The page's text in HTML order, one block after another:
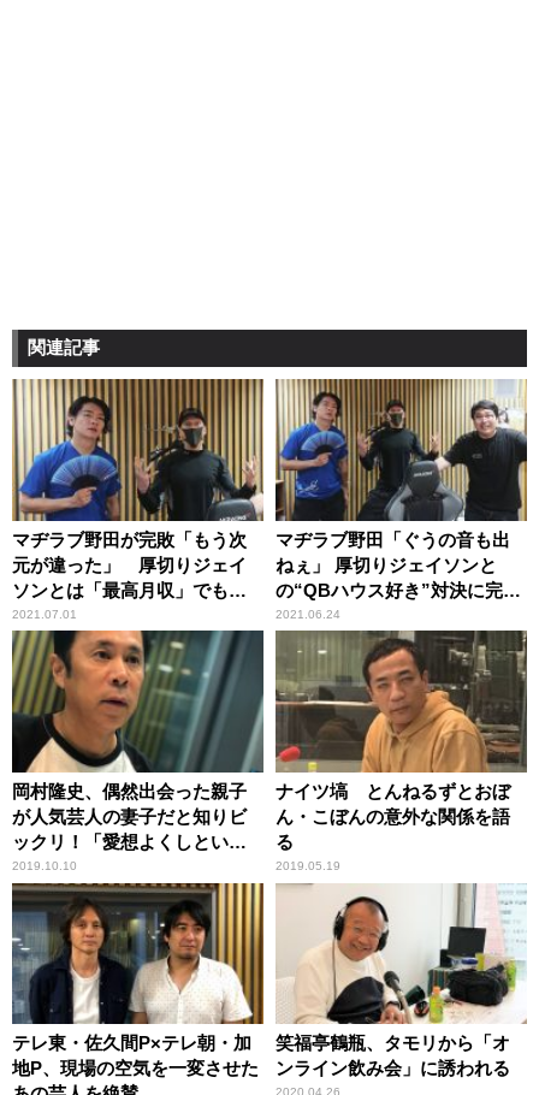
関連記事
マヂラブ野田が完敗「もう次
元が違った」 厚切りジェイ
ソンとは「最高月収」でも愕
然のレベル差
2021.07.01
マヂラブ野田「ぐうの音も出
ねぇ」 厚切りジェイソンと
の“QBハウス好き”対決に完
敗！？
2021.06.24
岡村隆史、偶然出会った親子
が人気芸人の妻子だと知りビ
ックリ！「愛想よくしといて
良かった」
2019.10.10
ナイツ塙 とんねるずとおぼ
ん・こぼんの意外な関係を語
る
2019.05.19
テレ東・佐久間P×テレ朝・加
地P、現場の空気を一変させた
笑福亭鶴瓶、タモリから「オ
ンライン飲み会」に誘われる
2020.04.26